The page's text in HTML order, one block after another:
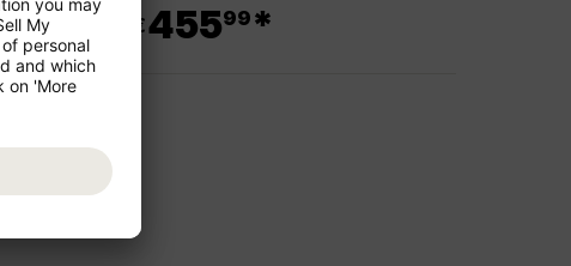
ab €45599 *